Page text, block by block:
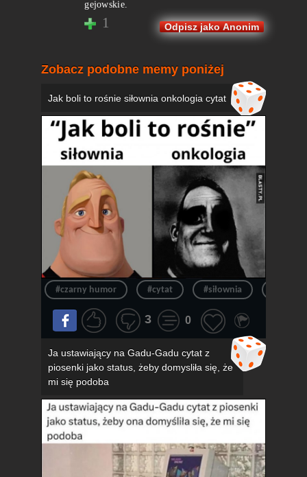
gejowskie.
1 Odpisz jako Anonim
Zobacz podobne memy poniżej
Jak boli to rośnie siłownia onkologia cytat
#czarny humor #cytat #siłownia
3 0
Ja ustawiający na Gadu-Gadu cytat z
piosenki jako status, żeby domysliła się, że
mi się podoba